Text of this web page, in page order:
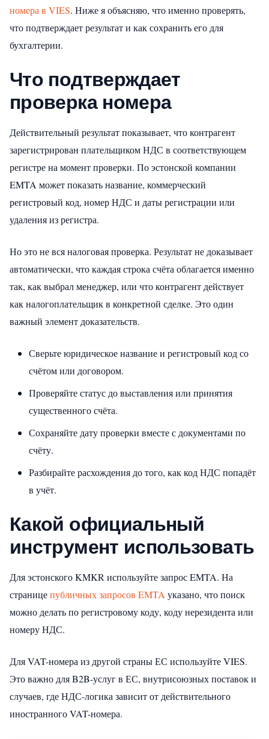
номера в VIES. Ниже я объясняю, что именно проверять,
что подтверждает результат и как сохранить его для
бухгалтерии.
Что подтверждает
проверка номера
Действительный результат показывает, что контрагент
зарегистрирован плательщиком НДС в соответствующем
регистре на момент проверки. По эстонской компании
EMTA может показать название, коммерческий
регистровый код, номер НДС и даты регистрации или
удаления из регистра.
Но это не вся налоговая проверка. Результат не доказывает
автоматически, что каждая строка счёта облагается именно
так, как выбрал менеджер, или что контрагент действует
как налогоплательщик в конкретной сделке. Это один
важный элемент доказательств.
Сверьте юридическое название и регистровый код со
счётом или договором.
Проверяйте статус до выставления или принятия
существенного счёта.
Сохраняйте дату проверки вместе с документами по
счёту.
Разбирайте расхождения до того, как код НДС попадёт
в учёт.
Какой официальный
инструмент использовать
Для эстонского KMKR используйте запрос EMTA. На
страницепубличных запросов EMTA указано, что поиск
можно делать по регистровому коду, коду нерезидента или
номеру НДС.
Для VAT-номера из другой страны ЕС используйте VIES.
Это важно для B2B-услуг в ЕС, внутрисоюзных поставок и
случаев, где НДС-логика зависит от действительного
иностранного VAT-номера.